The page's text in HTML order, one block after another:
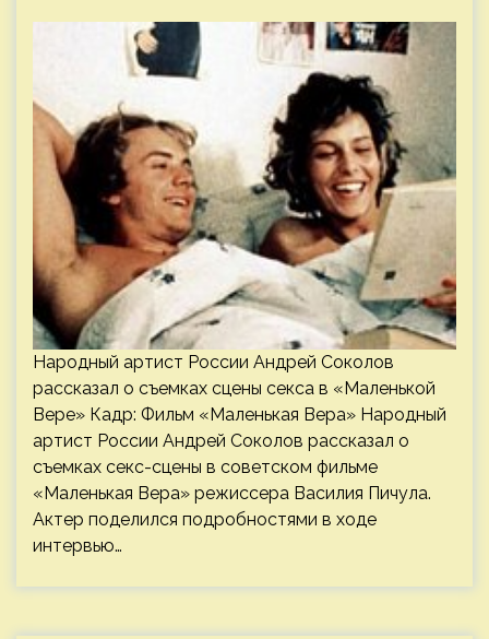
Народный артист России Андрей Соколов
рассказал о съемках сцены секса в «Маленькой
Вере» Кадр: Фильм «Маленькая Вера» Народный
артист России Андрей Соколов рассказал о
съемках секс-сцены в советском фильме
«Маленькая Вера» режиссера Василия Пичула.
Актер поделился подробностями в ходе
интервью…